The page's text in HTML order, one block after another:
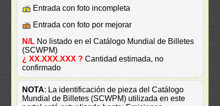
Entrada con foto incompleta
Entrada con foto por mejorar
N/L No listado en el Catálogo Mundial de Billetes
(SCWPM)
¿ XX.XXX.XXX ? Cantidad estimada, no
confirmado
NOTA: La identificación de pieza del Catálogo
Mundial de Billetes (SCWPM) utilizada en este